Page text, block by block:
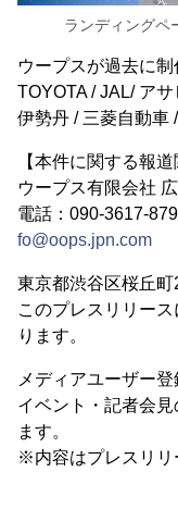
ランディングペ
ウープスが過去に
TOYOTA / JAL/ ア
伊勢丹 / 三菱自動車
【本件に関する報
ウープス有限会社
電話：‭090-3617-
fo@oops.jpn.com
東京都渋谷区桜丘
このプレスリリー
ります。
メディアユーザー
イベント・記者会
ます。
※内容はプレスリリ